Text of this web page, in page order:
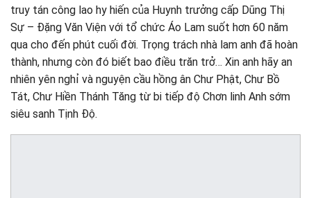
truy tán công lao hy hiến của Huynh trưởng cấp Dũng Thị
Sự – Đặng Văn Viện với tổ chức Áo Lam suốt hơn 60 năm
qua cho đến phút cuối đời. Trọng trách nhà lam anh đã hoàn
thành, nhưng còn đó biết bao điều trăn trở… Xin anh hãy an
nhiên yên nghỉ và nguyện cầu hồng ân Chư Phật, Chư Bồ
Tát, Chư Hiền Thánh Tăng từ bi tiếp độ Chơn linh Anh sớm
siêu sanh Tịnh Độ.